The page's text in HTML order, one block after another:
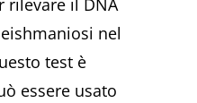
rilevare il DNA
nel
test è
essere usato